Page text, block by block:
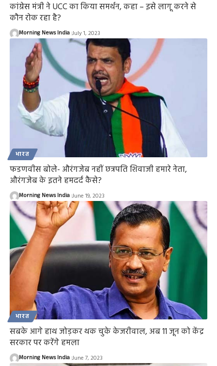
कांग्रेस मंत्री ने UCC का किया समर्थन, कहा – इसे लागू करने से
कौन रोक रहा है?
Morning News India July 1, 2023
भारत
फडणवीस बोले- औरंगजेब नहीं छत्रपति शिवाजी हमारे नेता,
औरंगजेब के इतने हमदर्द कैसे?
Morning News India June 19, 2023
भारत
सबके आगे हाथ जोड़कर थक चुके केजरीवाल, अब 11 जून को केंद्र
सरकार पर करेंगे हमला
Morning News India June 7, 2023